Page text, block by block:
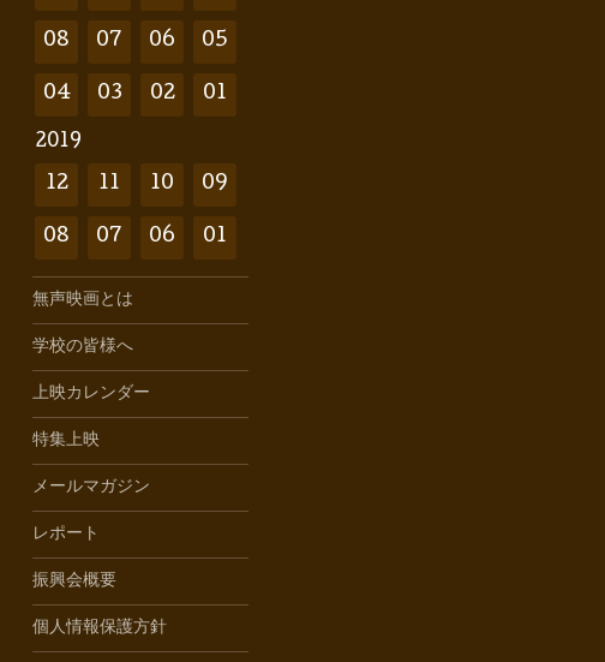
08 07 06 05
04 03 02 01
2019
12 11 10 09
08 07 06 01
無声映画とは
学校の皆様へ
上映カレンダー
特集上映
メールマガジン
レポート
振興会概要
個人情報保護方針